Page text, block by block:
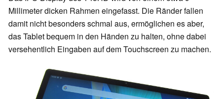
Millimeter dicken Rahmen eingefasst. Die Ränder fallen
damit nicht besonders schmal aus, ermöglichen es aber,
das Tablet bequem in den Händen zu halten, ohne dabei
versehentlich Eingaben auf dem Touchscreen zu machen.